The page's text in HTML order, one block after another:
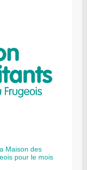
Maison des
pour le mois